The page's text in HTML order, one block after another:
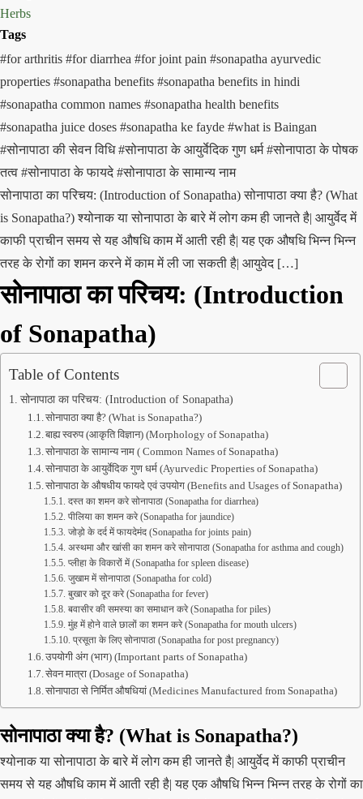
Herbs
Tags
#for arthritis #for diarrhea #for joint pain #sonapatha ayurvedic
properties #sonapatha benefits #sonapatha benefits in hindi
#sonapatha common names #sonapatha health benefits
#sonapatha juice doses #sonapatha ke fayde #what is Baingan
#सोनापाठा की सेवन विधि#सोनापाठा के आयुर्वेदिक गुण धर्म#सोनापाठा के पोषक
तत्व #सोनापाठा के फायदे#सोनापाठा के सामान्य नाम
सोनापाठा का परिचय: (Introduction of Sonapatha) सोनापाठा क्या है? (What
is Sonapatha?) श्योनाक या सोनापाठा के बारे में लोग कम ही जानते है| आयुर्वेद में
काफी प्राचीन समय से यह औषधि काम में आती रही है| यह एक औषधि भिन्न भिन्न
तरह के रोगों का शमन करने में काम में ली जा सकती है| आयुवेद […]
सोनापाठा का परिचय: (Introduction
of Sonapatha)
Table of Contents
सोनापाठा का परिचय: (Introduction of Sonapatha)
सोनापाठा क्या है? (What is Sonapatha?)
बाह्य स्वरुप (आकृति विज्ञान) (Morphology of Sonapatha)
सोनापाठा के सामान्य नाम ( Common Names of Sonapatha)
सोनापाठा के आयुर्वेदिक गुण धर्म (Ayurvedic Properties of Sonapatha)
सोनापाठा के औषधीय फायदे एवं उपयोग (Benefits and Usages of Sonapatha)
दस्त का शमन करे सोनापाठा (Sonapatha for diarrhea)
पीलिया का शमन करे (Sonapatha for jaundice)
जोड़ो के दर्द में फायदेमंद (Sonapatha for joints pain)
अस्थमा और खांसी का शमन करे सोनापाठा (Sonapatha for asthma and cough)
प्लीहा के विकारों में (Sonapatha for spleen disease)
जुखाम में सोनापाठा (Sonapatha for cold)
बुखार को दूर करे (Sonapatha for fever)
बवासीर की समस्या का समाधान करे (Sonapatha for piles)
मुंह में होने वाले छालों का शमन करे (Sonapatha for mouth ulcers)
प्रसूता के लिए सोनापाठा (Sonapatha for post pregnancy)
उपयोगी अंग (भाग) (Important parts of Sonapatha)
सेवन मात्रा (Dosage of Sonapatha)
सोनापाठा से निर्मित औषधियां (Medicines Manufactured from Sonapatha)
सोनापाठा क्या है? (What is Sonapatha?)
श्योनाक या सोनापाठा के बारे में लोग कम ही जानते है| आयुर्वेद में काफी प्राचीन
समय से यह औषधि काम में आती रही है| यह एक औषधि भिन्न भिन्न तरह के रोगों का